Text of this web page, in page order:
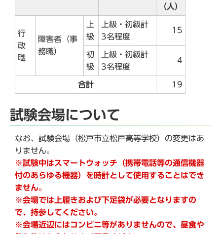
（人）
行
政
職
障害者（事
務職）
上
級
上級・初級計
3名程度
15
初
級
上級・初級計
3名程度
4
合計 19
試験会場について
なお、試験会場（松戸市立松戸高等学校）の変更はあ
りません。
※試験中はスマートウォッチ（携帯電話等の通信機器
付のあらゆる機器）を時計として使用することはでき
ません。
※会場では上履きおよび下足袋が必要となりますの
で、持参してください。
※会場近辺にはコンビニ等がありませんので、昼食や